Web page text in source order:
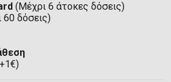
(Μέχρι 6 άτοκες δόσεις)
60 δόσεις)